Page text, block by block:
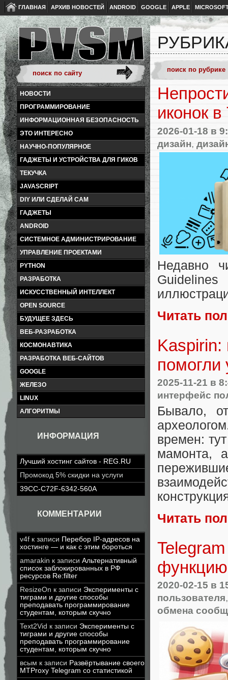
ГЛАВНАЯ АРХИВ НОВОСТЕЙ ANDROID GOOGLE APPLE
НОВОСТИ
ПРОГРАММИРОВАНИЕ
ИНФОРМАЦИОННАЯ БЕЗОПАСНОСТЬ
ЭТО ИНТЕРЕСНО
НАУЧНО-ПОПУЛЯРНОЕ
ГАДЖЕТЫ И УСТРОЙСТВА ДЛЯ ГИКОВ
ТЕКУЧКА
JAVASCRIPT
DIY ИЛИ СДЕЛАЙ САМ
ГАДЖЕТЫ
ANDROID
СИСТЕМНОЕ АДМИНИСТРИРОВАНИЕ
УПРАВЛЕНИЕ ПРОЕКТАМИ
PYTHON
РАЗРАБОТКА
ИСКУССТВЕННЫЙ ИНТЕЛЛЕКТ
OPEN SOURCE
БУДУЩЕЕ ЗДЕСЬ
ВЕБ-РАЗРАБОТКА
КОСМОНАВТИКА
РАЗРАБОТКА ВЕБ-САЙТОВ
GOOGLE
ЖЕЛЕЗО
LINUX
АЛГОРИТМЫ
ИНФОРМАЦИЯ
Лучший хостинг сайтов - REG.RU
Промокод 5% скидки на услуги
39CC-C72F-6342-560A
КОММЕНТАРИИ
v4f к записи Перебор IP-адресов на
хостинге — и как с этим бороться
amarakin к записи Альтернативный
список заблокированных в РФ
ресурсов Re:filter
ResizeOn к записи Эксперименты с
тиграми и другие способы
преподавать программирование
студентам, которым скучно
Text2Vid к записи Эксперименты с
тиграми и другие способы
преподавать программирование
студентам, которым скучно
всым к записи Развёртывание своего
MTProxy Telegram со статистикой
иконок в
2026-01-18 в
дизайн,
Недавно
Читать
Kaspirin:
помогли
2025-11-21 в
интерфейс
Бывало,
времен:
мамонта,
Читать
функцию
2020-02-15 в
пользователя
обмена